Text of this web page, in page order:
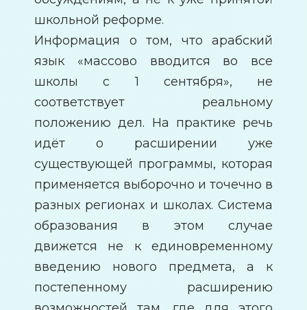
школьной реформе.
Информация о том, что арабский
язык «массово вводится во все
школы с 1 сентября», не
соответствует реальному
положению дел. На практике речь
идёт о расширении уже
существующей программы, которая
применяется выборочно и точечно в
разных регионах и школах. Система
образования в этом случае
движется не к единовременному
введению нового предмета, а к
постепенному расширению